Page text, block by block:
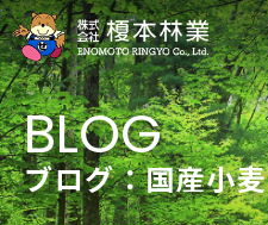
ブログ：国産小麦